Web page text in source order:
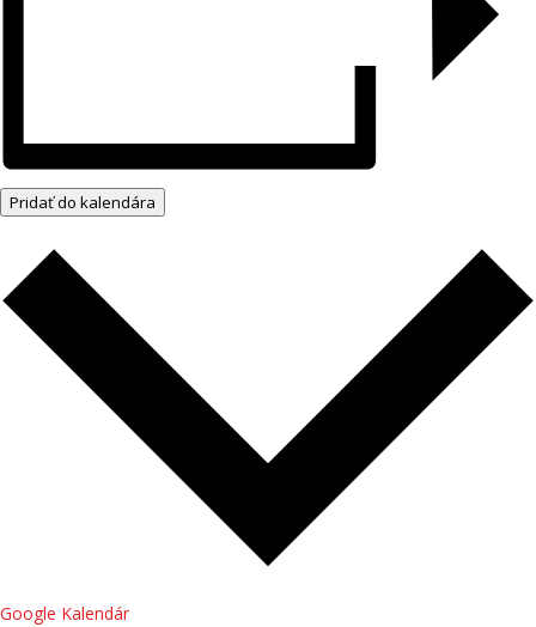
Pridať do kalendára
Google Kalendár